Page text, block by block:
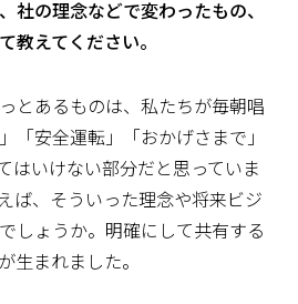
社の理念などで変わったもの、
教えてください。
とあるものは、私たちが毎朝唱
「安全運転」「おかげさまで」
はいけない部分だと思っていま
ば、そういった理念や将来ビジ
しょうか。明確にして共有する
生まれました。